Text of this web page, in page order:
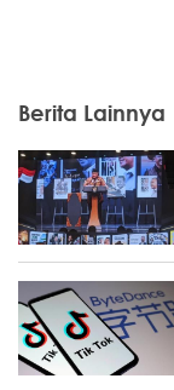
Berita Lainnya